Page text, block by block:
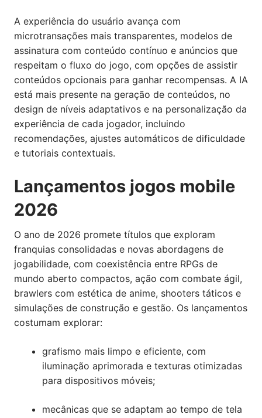
A experiência do usuário avança com
microtransações mais transparentes, modelos de
assinatura com conteúdo contínuo e anúncios que
respeitam o fluxo do jogo, com opções de assistir
conteúdos opcionais para ganhar recompensas. A IA
está mais presente na geração de conteúdos, no
design de níveis adaptativos e na personalização da
experiência de cada jogador, incluindo
recomendações, ajustes automáticos de dificuldade
e tutoriais contextuais.
Lançamentos jogos mobile
2026
O ano de 2026 promete títulos que exploram
franquias consolidadas e novas abordagens de
jogabilidade, com coexistência entre RPGs de
mundo aberto compactos, ação com combate ágil,
brawlers com estética de anime, shooters táticos e
simulações de construção e gestão. Os lançamentos
costumam explorar:
grafismo mais limpo e eficiente, com
iluminação aprimorada e texturas otimizadas
para dispositivos móveis;
mecânicas que se adaptam ao tempo de tela